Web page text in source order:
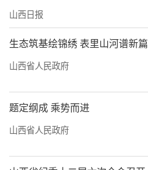
山西日报
生态筑基绘锦绣 表里山河谱新篇
山西省人民政府
题定纲成 乘势而进
山西省人民政府